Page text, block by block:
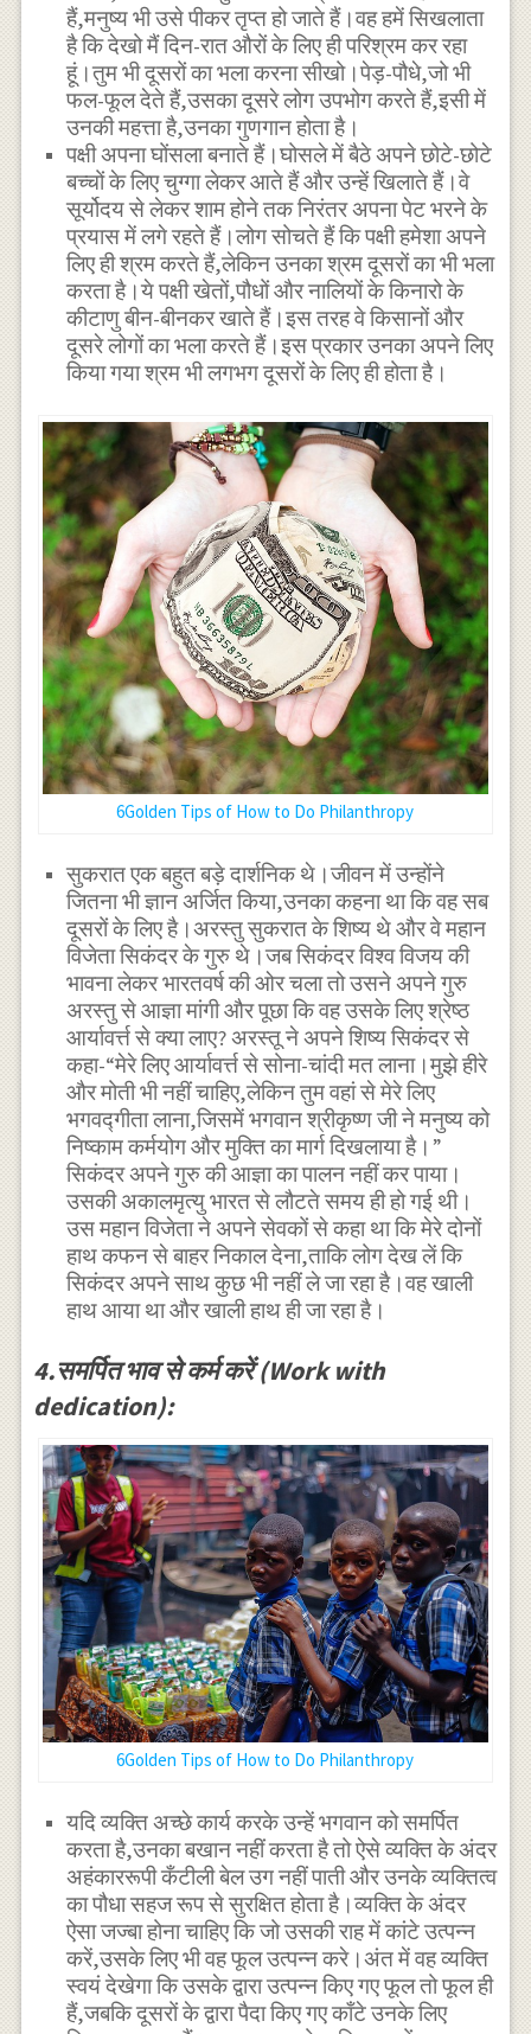
हैं,मनुष्य भी उसे पीकर तृप्त हो जाते हैं।वह हमें सिखलाता
है कि देखो मैं दिन-रात औरों के लिए ही परिश्रम कर रहा
हूं।तुम भी दूसरों का भला करना सीखो।पेड़-पौधे,जो भी
फल-फूल देते हैं,उसका दूसरे लोग उपभोग करते हैं,इसी में
उनकी महत्ता है,उनका गुणगान होता है।
पक्षी अपना घोंसला बनाते हैं।घोसले में बैठे अपने छोटे-छोटे
बच्चों के लिए चुग्गा लेकर आते हैं और उन्हें खिलाते हैं।वे
सूर्योदय से लेकर शाम होने तक निरंतर अपना पेट भरने के
प्रयास में लगे रहते हैं।लोग सोचते हैं कि पक्षी हमेशा अपने
लिए ही श्रम करते हैं,लेकिन उनका श्रम दूसरों का भी भला
करता है।ये पक्षी खेतों,पौधों और नालियों के किनारो के
कीटाणु बीन-बीनकर खाते हैं।इस तरह वे किसानों और
दूसरे लोगों का भला करते हैं।इस प्रकार उनका अपने लिए
किया गया श्रम भी लगभग दूसरों के लिए ही होता है।
6Golden Tips of How to Do Philanthropy
सुकरात एक बहुत बड़े दार्शनिक थे।जीवन में उन्होंने
जितना भी ज्ञान अर्जित किया,उनका कहना था कि वह सब
दूसरों के लिए है।अरस्तु सुकरात के शिष्य थे और वे महान
विजेता सिकंदर के गुरु थे।जब सिकंदर विश्व विजय की
भावना लेकर भारतवर्ष की ओर चला तो उसने अपने गुरु
अरस्तु से आज्ञा मांगी और पूछा कि वह उसके लिए श्रेष्ठ
आर्यावर्त्त से क्या लाए? अरस्तू ने अपने शिष्य सिकंदर से
कहा-“मेरे लिए आर्यावर्त्त से सोना-चांदी मत लाना।मुझे हीरे
और मोती भी नहीं चाहिए,लेकिन तुम वहां से मेरे लिए
भगवद्गीता लाना,जिसमें भगवान श्रीकृष्ण जी ने मनुष्य को
निष्काम कर्मयोग और मुक्ति का मार्ग दिखलाया है।”
सिकंदर अपने गुरु की आज्ञा का पालन नहीं कर पाया।
उसकी अकालमृत्यु भारत से लौटते समय ही हो गई थी।
उस महान विजेता ने अपने सेवकों से कहा था कि मेरे दोनों
हाथ कफन से बाहर निकाल देना,ताकि लोग देख लें कि
सिकंदर अपने साथ कुछ भी नहीं ले जा रहा है।वह खाली
हाथ आया था और खाली हाथ ही जा रहा है।
4.समर्पित भाव से कर्म करें (Work with
dedication):
6Golden Tips of How to Do Philanthropy
यदि व्यक्ति अच्छे कार्य करके उन्हें भगवान को समर्पित
करता है,उनका बखान नहीं करता है तो ऐसे व्यक्ति के अंदर
अहंकाररूपी कँटीली बेल उग नहीं पाती और उनके व्यक्तित्व
का पौधा सहज रूप से सुरक्षित होता है।व्यक्ति के अंदर
ऐसा जज्बा होना चाहिए कि जो उसकी राह में कांटे उत्पन्न
करें,उसके लिए भी वह फूल उत्पन्न करे।अंत में वह व्यक्ति
स्वयं देखेगा कि उसके द्वारा उत्पन्न किए गए फूल तो फूल ही
हैं,जबकि दूसरों के द्वारा पैदा किए गए काँटे उनके लिए